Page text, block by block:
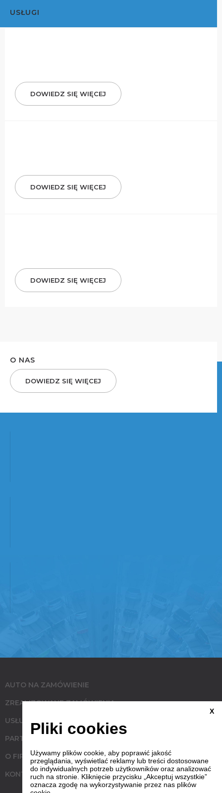
USŁUGI
DOWIEDZ SIĘ WIĘCEJ
DOWIEDZ SIĘ WIĘCEJ
DOWIEDZ SIĘ WIĘCEJ
O NAS
DOWIEDZ SIĘ WIĘCEJ
AUTO NA ZAMÓWIENIE
ZREALIZOWANE ZAMÓWIENIA
USŁUGI
PARTNERZY
O FIRMIE
KONTAKT
X
Pliki cookies
Używamy plików cookie, aby poprawić jakość
przeglądania, wyświetlać reklamy lub treści dostosowane
do indywidualnych potrzeb użytkowników oraz analizować
ruch na stronie. Kliknięcie przycisku „Akceptuj wszystkie”
oznacza zgodę na wykorzystywanie przez nas plików